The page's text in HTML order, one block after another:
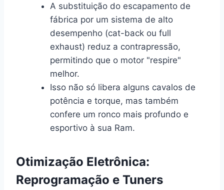
A substituição do escapamento de
fábrica por um sistema de alto
desempenho (cat-back ou full
exhaust) reduz a contrapressão,
permitindo que o motor "respire"
melhor.
Isso não só libera alguns cavalos de
potência e torque, mas também
confere um ronco mais profundo e
esportivo à sua Ram.
Otimização Eletrônica:
Reprogramação e Tuners